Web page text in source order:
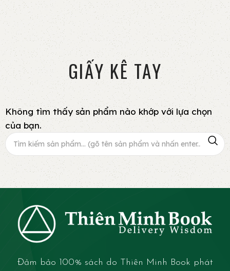
GIẤY KÊ TAY
Không tìm thấy sản phẩm nào khớp với lựa chọn
của bạn.
Đảm bảo 100% sách do Thiên Minh Book phát